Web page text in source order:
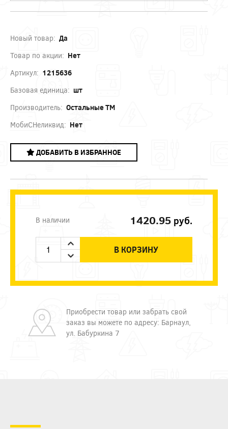
Новый товар: Да
Товар по акции: Нет
Артикул: 1215636
Базовая единица: шт
Производитель: Остальные ТМ
МобиСНеликвид: Нет
ДОБАВИТЬ В ИЗБРАННОЕ
В наличии 1420.95 руб.
В КОРЗИНУ
Приобрести товар или забрать свой
заказ вы можете по адресу: Барнаул,
ул. Бабуркина 7